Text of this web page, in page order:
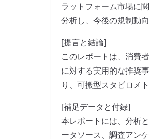
ラットフォーム市場に
分析し、今後の規制動
[提言と結論]
このレポートは、消費
に対する実用的な推奨
り、可搬型スタビロメ
[補足データと付録]
本レポートには、分析
ータソース、調査アン